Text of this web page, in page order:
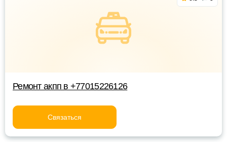
Ремонт акпп в +77015226126
Связаться